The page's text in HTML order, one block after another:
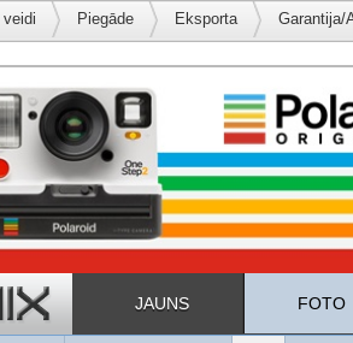
Piegāde Eksporta Garantija/
JAUNS FOTO